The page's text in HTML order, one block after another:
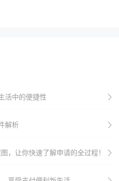
活中的便捷性
解析
，让你快速了解申请的全过程！